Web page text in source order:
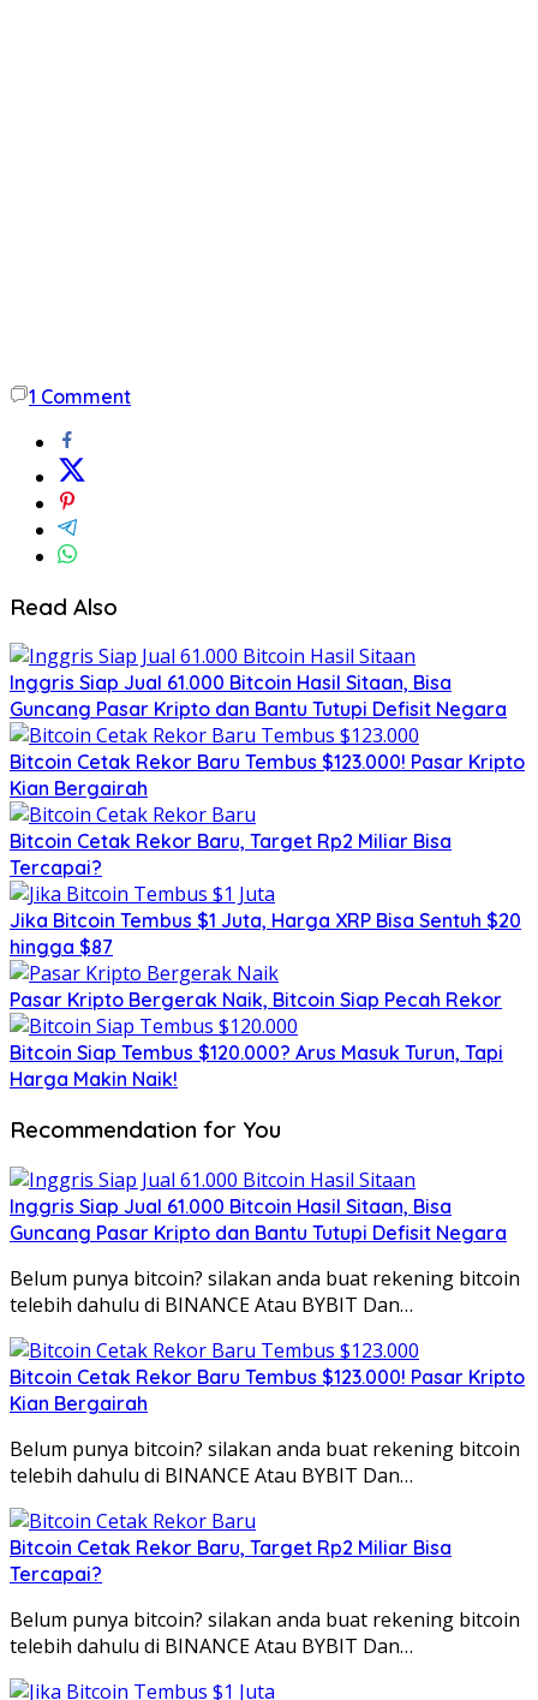
1 Comment
Read Also
Inggris Siap Jual 61.000 Bitcoin Hasil Sitaan, Bisa
Guncang Pasar Kripto dan Bantu Tutupi Defisit Negara
Bitcoin Cetak Rekor Baru Tembus $123.000! Pasar Kripto
Kian Bergairah
Bitcoin Cetak Rekor Baru, Target Rp2 Miliar Bisa
Tercapai?
Jika Bitcoin Tembus $1 Juta, Harga XRP Bisa Sentuh $20
hingga $87
Pasar Kripto Bergerak Naik, Bitcoin Siap Pecah Rekor
Bitcoin Siap Tembus $120.000? Arus Masuk Turun, Tapi
Harga Makin Naik!
Recommendation for You
Inggris Siap Jual 61.000 Bitcoin Hasil Sitaan, Bisa
Guncang Pasar Kripto dan Bantu Tutupi Defisit Negara
Belum punya bitcoin? silakan anda buat rekening bitcoin
telebih dahulu di BINANCE Atau BYBIT Dan…
Bitcoin Cetak Rekor Baru Tembus $123.000! Pasar Kripto
Kian Bergairah
Belum punya bitcoin? silakan anda buat rekening bitcoin
telebih dahulu di BINANCE Atau BYBIT Dan…
Bitcoin Cetak Rekor Baru, Target Rp2 Miliar Bisa
Tercapai?
Belum punya bitcoin? silakan anda buat rekening bitcoin
telebih dahulu di BINANCE Atau BYBIT Dan…